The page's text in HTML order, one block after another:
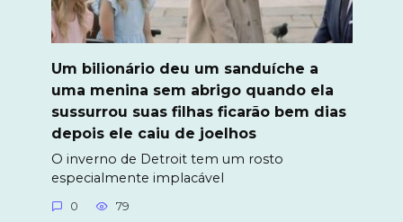
Um bilionário deu um sanduíche a
uma menina sem abrigo quando ela
sussurrou suas filhas ficarão bem dias
depois ele caiu de joelhos
O inverno de Detroit tem um rosto
especialmente implacável
0 79